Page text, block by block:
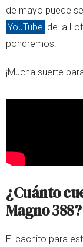
de mayo puede
YouTube de la
pondremos.
¡Mucha suerte
¿Cuánto
Magno 388?
El cachito para